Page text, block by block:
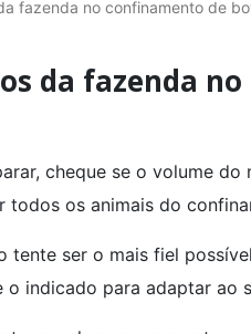
fazenda no confinamento de
da fazenda
cheque se o volume
todos os animais do
tente ser o mais fiel
o indicado para adaptar ao